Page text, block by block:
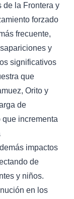
de la Frontera y
forzado
frecuente,
y
significativos
que
Orito y
de
incrementa
impactos
de
y niños.
en los